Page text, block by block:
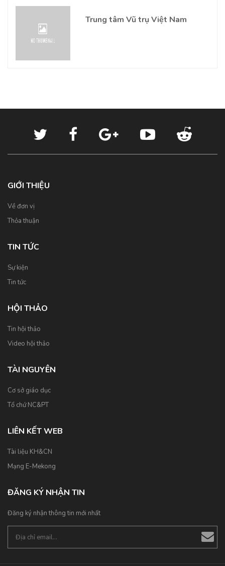
Trung tâm Vũ trụ Việt Nam
GIỚI THIỆU
Về đơn vị
Thỏa thuận
TIN TỨC
Sự kiện
Tin tức
HỘI THẢO
Tin hội thảo
Video hội thảo
TÀI NGUYÊN
Cơ sở giáo dục
Tổ chứ NC&PT
LIÊN KẾT WEB
Tài liệu KH&CN
Mạng E-Mekong
ĐĂNG KÝ NHẬN TIN
Đăng ký nhận thông tin mới nhất